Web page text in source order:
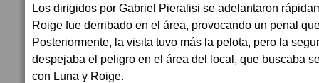
Los dirigidos por Gabriel Pieralisi se adelantaron
Roige fue derribado en el área, provocando un penal
Posteriormente, la visita tuvo más la pelota, pero la
despejaba el peligro en el área del local, que buscaba
con Luna y Roige.